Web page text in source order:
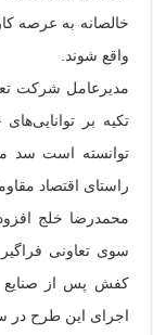
خالصانه به عرصه
واقع شوند.
مدیرعامل شرکت
تکیه بر
توانسته است سد
راستای اقتصاد
سوی تعاونی
کفش پس از صنایع
اجرای این طرح در